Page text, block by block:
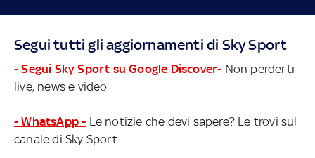
Segui tutti gli aggiornamenti di Sky Sport
- Segui Sky Sport su Google Discover- Non perderti
live, news e video
- WhatsApp - Le notizie che devi sapere? Le trovi sul
canale di Sky Sport